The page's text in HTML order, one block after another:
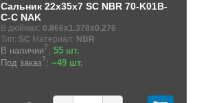
Сальник 22x35x7 SC NBR 70-K01B-
C-C NAK
В дюймах: 0.866x1.378x0.276
Тип: SC Материал: NBR
В наличии?: 55 шт.
Под заказ?: ~49 шт.